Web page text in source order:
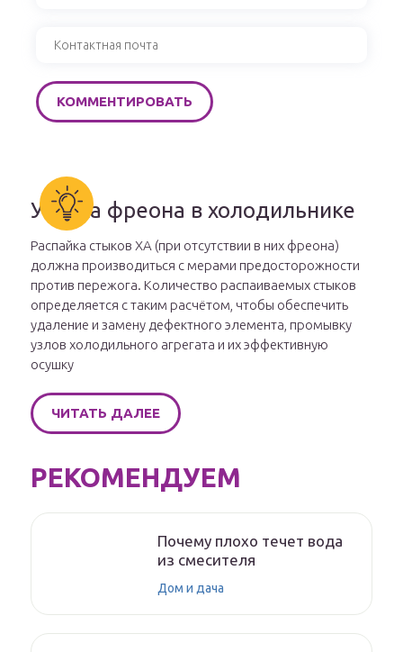
Утечка фреона в холодильнике
Распайка стыков ХА (при отсутствии в них фреона)
должна производиться с мерами предосторожности
против пережога. Количество распаиваемых стыков
определяется с таким расчётом, чтобы обеспечить
удаление и замену дефектного элемента, промывку
узлов холодильного агрегата и их эффективную
осушку
ЧИТАТЬ ДАЛЕЕ
РЕКОМЕНДУЕМ
Почему плохо течет вода
из смесителя
Дом и дача